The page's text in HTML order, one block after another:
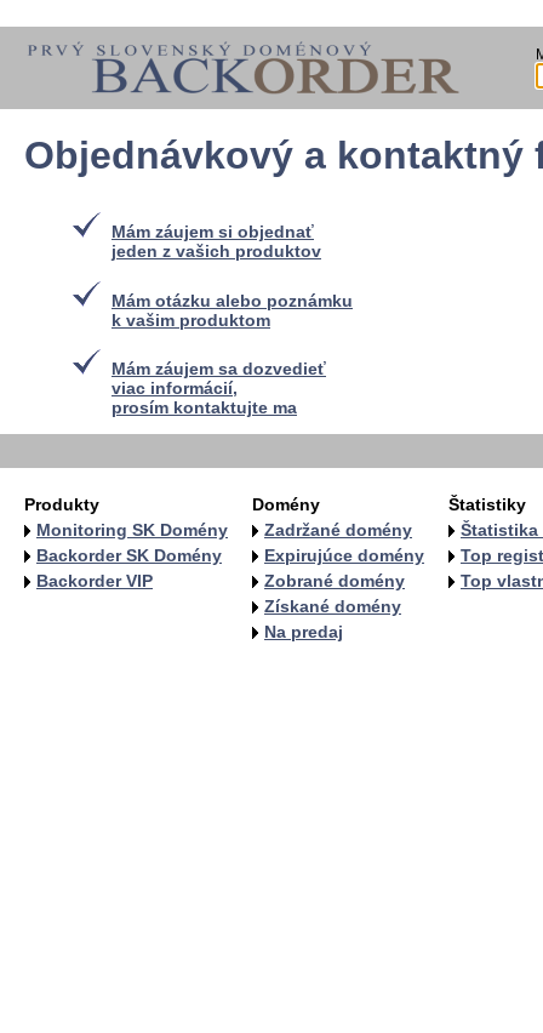
Objednávkový a kontaktný
Mám záujem si objednať
jeden z vašich produktov
Mám otázku alebo poznámku
k vašim produktom
Mám záujem sa dozvedieť
viac informácií,
prosím kontaktujte ma
Produkty
Monitoring SK Domény
Backorder SK Domény
Backorder VIP
Domény
Zadržané domény
Expirujúce domény
Zobrané domény
Získané domény
Na predaj
Štatistiky
Štatistika
Top
Top